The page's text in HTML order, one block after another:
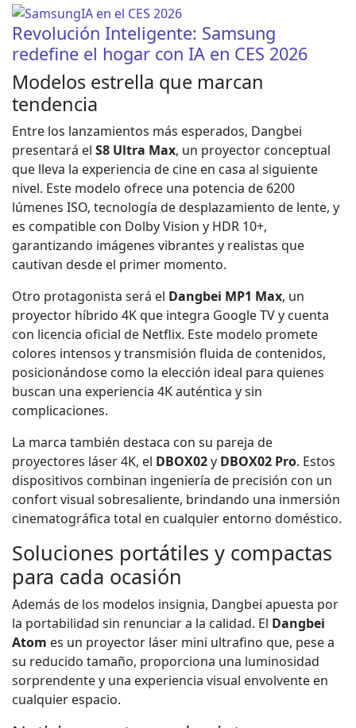
Revolución Inteligente: Samsung
redefine el hogar con IA en CES 2026
Modelos estrella que marcan
tendencia
Entre los lanzamientos más esperados, Dangbei
presentará el S8 Ultra Max, un proyector conceptual
que lleva la experiencia de cine en casa al siguiente
nivel. Este modelo ofrece una potencia de 6200
lúmenes ISO, tecnología de desplazamiento de lente, y
es compatible con Dolby Vision y HDR 10+,
garantizando imágenes vibrantes y realistas que
cautivan desde el primer momento.
Otro protagonista será el Dangbei MP1 Max, un
proyector híbrido 4K que integra Google TV y cuenta
con licencia oficial de Netflix. Este modelo promete
colores intensos y transmisión fluida de contenidos,
posicionándose como la elección ideal para quienes
buscan una experiencia 4K auténtica y sin
complicaciones.
La marca también destaca con su pareja de
proyectores láser 4K, el DBOX02y DBOX02 Pro. Estos
dispositivos combinan ingeniería de precisión con un
confort visual sobresaliente, brindando una inmersión
cinematográfica total en cualquier entorno doméstico.
Soluciones portátiles y compactas
para cada ocasión
Además de los modelos insignia, Dangbei apuesta por
la portabilidad sin renunciar a la calidad. El Dangbei
Atom es un proyector láser mini ultrafino que, pese a
su reducido tamaño, proporciona una luminosidad
sorprendente y una experiencia visual envolvente en
cualquier espacio.